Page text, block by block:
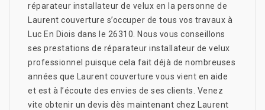
réparateur installateur de velux en la personne de
Laurent couverture s’occuper de tous vos travaux à
Luc En Diois dans le 26310. Nous vous conseillons
ses prestations de réparateur installateur de velux
professionnel puisque cela fait déjà de nombreuses
années que Laurent couverture vous vient en aide
et est à l’écoute des envies de ses clients. Venez
vite obtenir un devis dès maintenant chez Laurent